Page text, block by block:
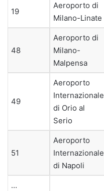
19
Aeroporto di
Milano-Linate
48
Aeroporto di
Milano-
Malpensa
49
Aeroporto
Internazionale
di Orio al
Serio
51
Aeroporto
Internazionale
di Napoli
…